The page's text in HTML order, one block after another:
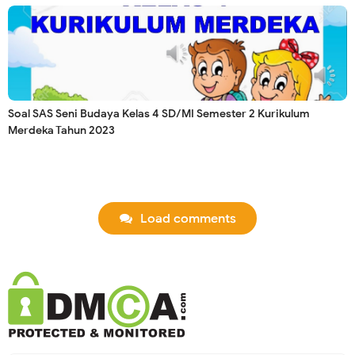
Soal SAS Seni Budaya Kelas 4 SD/MI Semester 2 Kurikulum
Merdeka Tahun 2023
Load comments